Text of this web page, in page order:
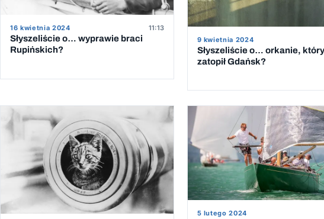
16 kwietnia 2024 11:13
Słyszeliście o… wyprawie braci
Rupińskich?
9 kwietnia 2024
Słyszeliście o… orkanie, który
zatopił Gdańsk?
5 lutego 2024